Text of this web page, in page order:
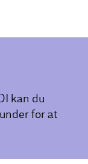
kan du
for at